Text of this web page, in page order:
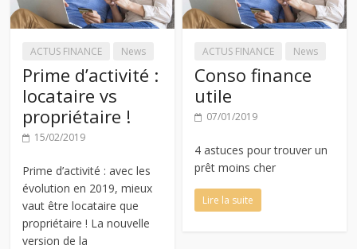
ACTUS FINANCE News
Prime d’activité :
locataire vs
propriétaire !
15/02/2019
Prime d’activité : avec les
évolution en 2019, mieux
vaut être locataire que
propriétaire ! La nouvelle
version de la
ACTUS FINANCE News
Conso finance
utile
07/01/2019
4 astuces pour trouver un
prêt moins cher
Lire la suite